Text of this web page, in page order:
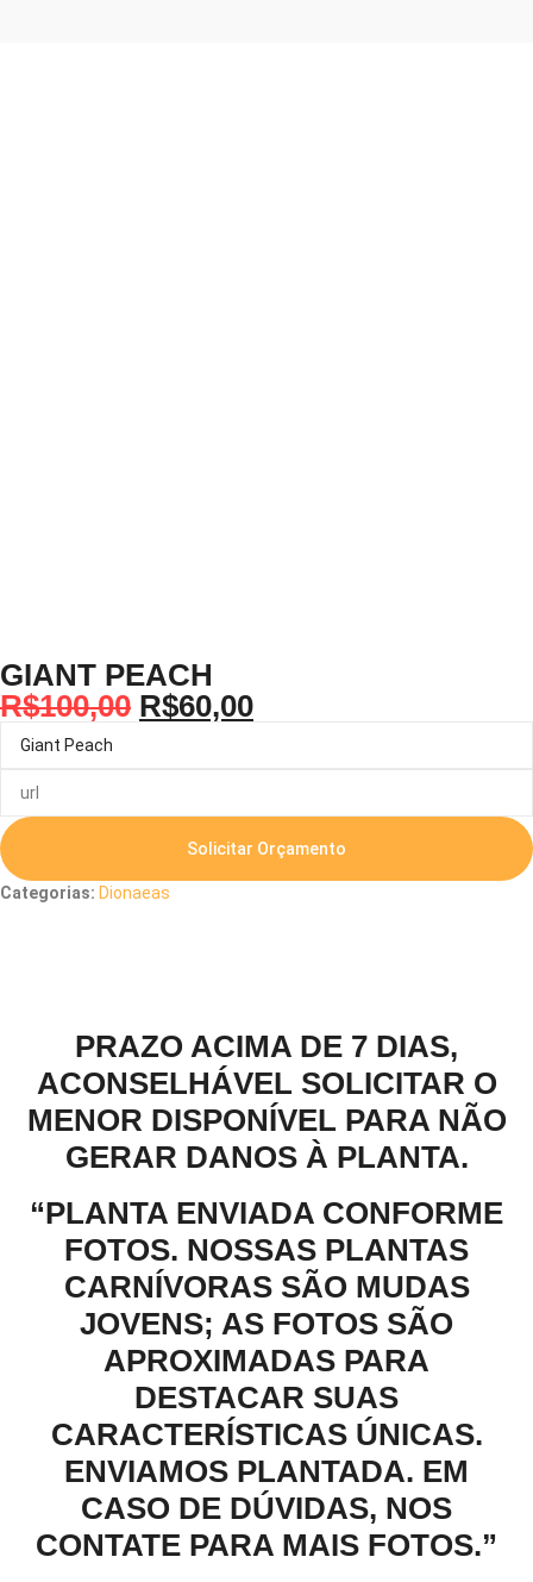
GIANT PEACH
R$100,00 R$60,00
Solicitar Orçamento
Categorias: Dionaeas
PRAZO ACIMA DE 7 DIAS,
ACONSELHÁVEL SOLICITAR O
MENOR DISPONÍVEL PARA NÃO
GERAR DANOS À PLANTA.
“PLANTA ENVIADA CONFORME
FOTOS. NOSSAS PLANTAS
CARNÍVORAS SÃO MUDAS
JOVENS; AS FOTOS SÃO
APROXIMADAS PARA
DESTACAR SUAS
CARACTERÍSTICAS ÚNICAS.
ENVIAMOS PLANTADA. EM
CASO DE DÚVIDAS, NOS
CONTATE PARA MAIS FOTOS.”